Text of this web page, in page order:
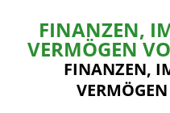
FINANZEN,
VERMÖGEN
FINANZEN,